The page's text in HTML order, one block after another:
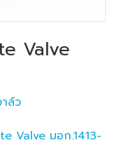
Valve
ล์ว
Valve มอก.1413-